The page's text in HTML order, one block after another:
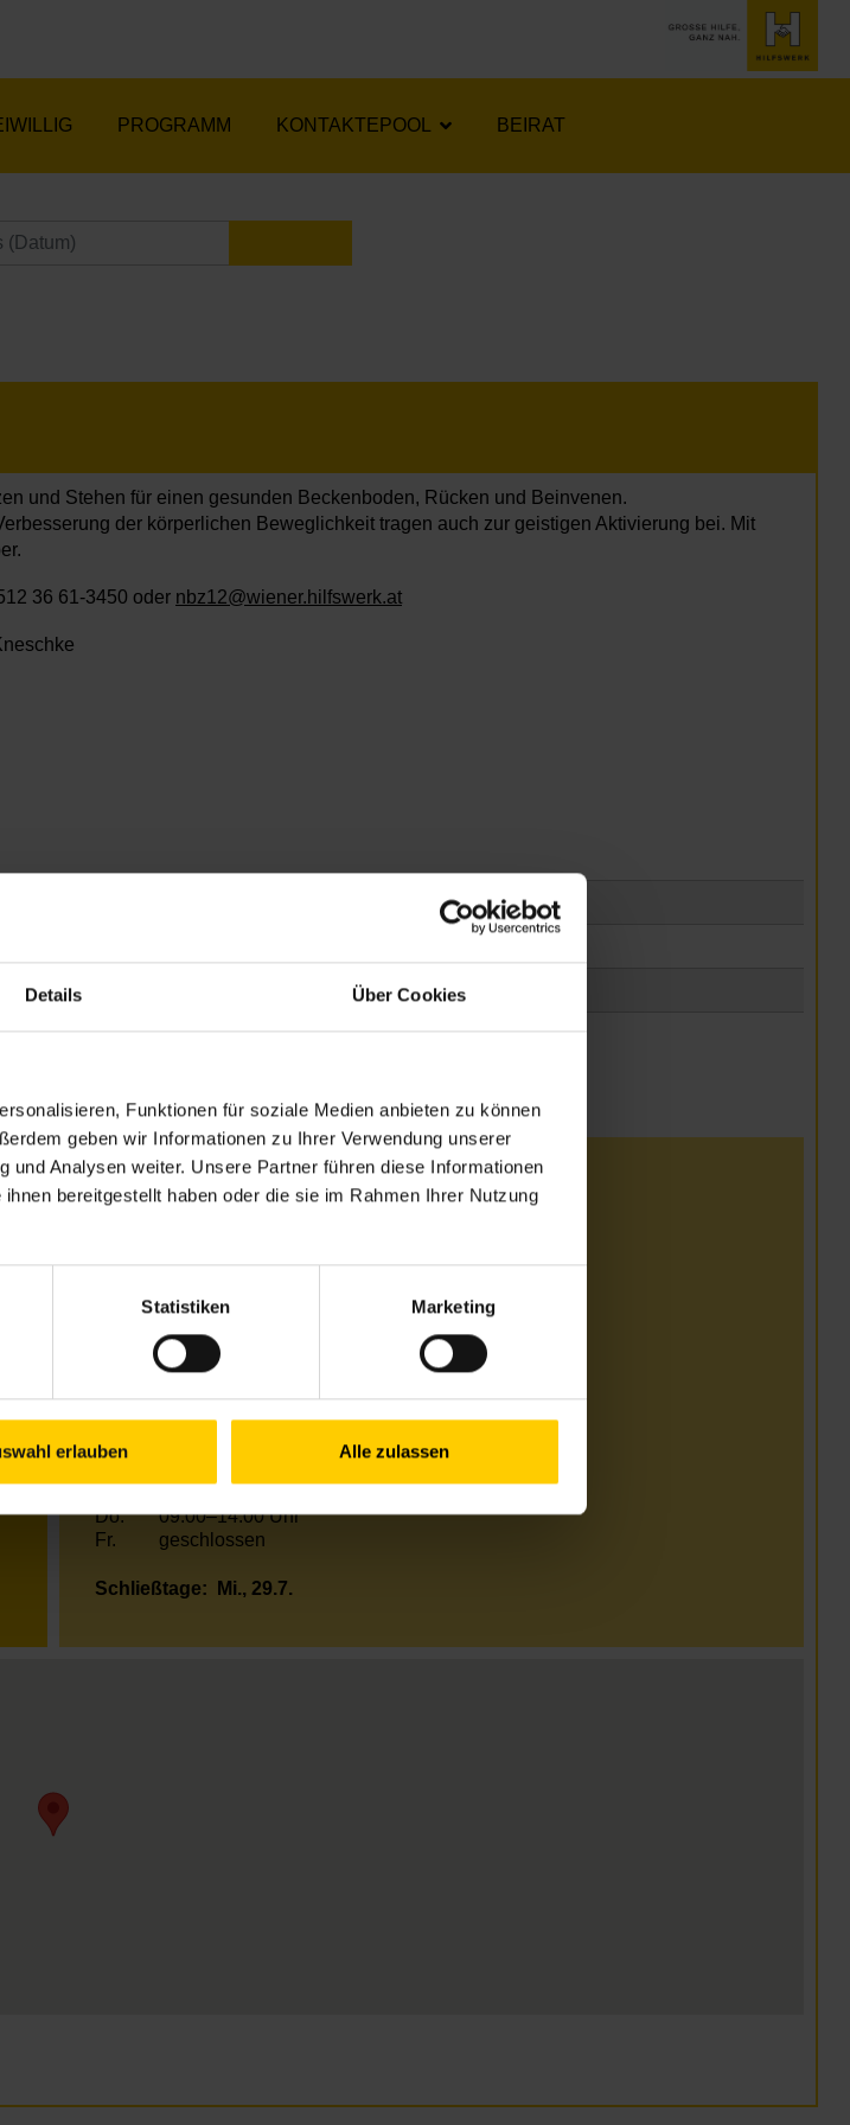
Details Über Cookies
Funktionen für soziale Medien anbieten zu können
geben wir Informationen zu Ihrer Verwendung unserer
Analysen weiter. Unsere Partner führen diese Informationen
bereitgestellt haben oder die sie im Rahmen Ihrer Nutzung
Statistiken Marketing
erlauben Alle zulassen
PROGRAMM KONTAKTEPOOL BEIRAT
und Stehen für einen gesunden Beckenboden, Rücken und Beinvenen.
der körperlichen Beweglichkeit tragen auch zur geistigen Aktivierung bei. Mit
36 61-3450 oder nbz12@wiener.hilfswerk.at
Öffnungszeiten bis 12. Juli
Di.
12.00–17.00 Uhr
09.00–14.00 Uhr
09.00–13.00 Uhr
Öffnungszeiten von 13. Juli bis 31. August
Mo.
Do.
09.00–14.00 Uhr
Fr.
geschlossen
Schließtage: Mi., 29.7.